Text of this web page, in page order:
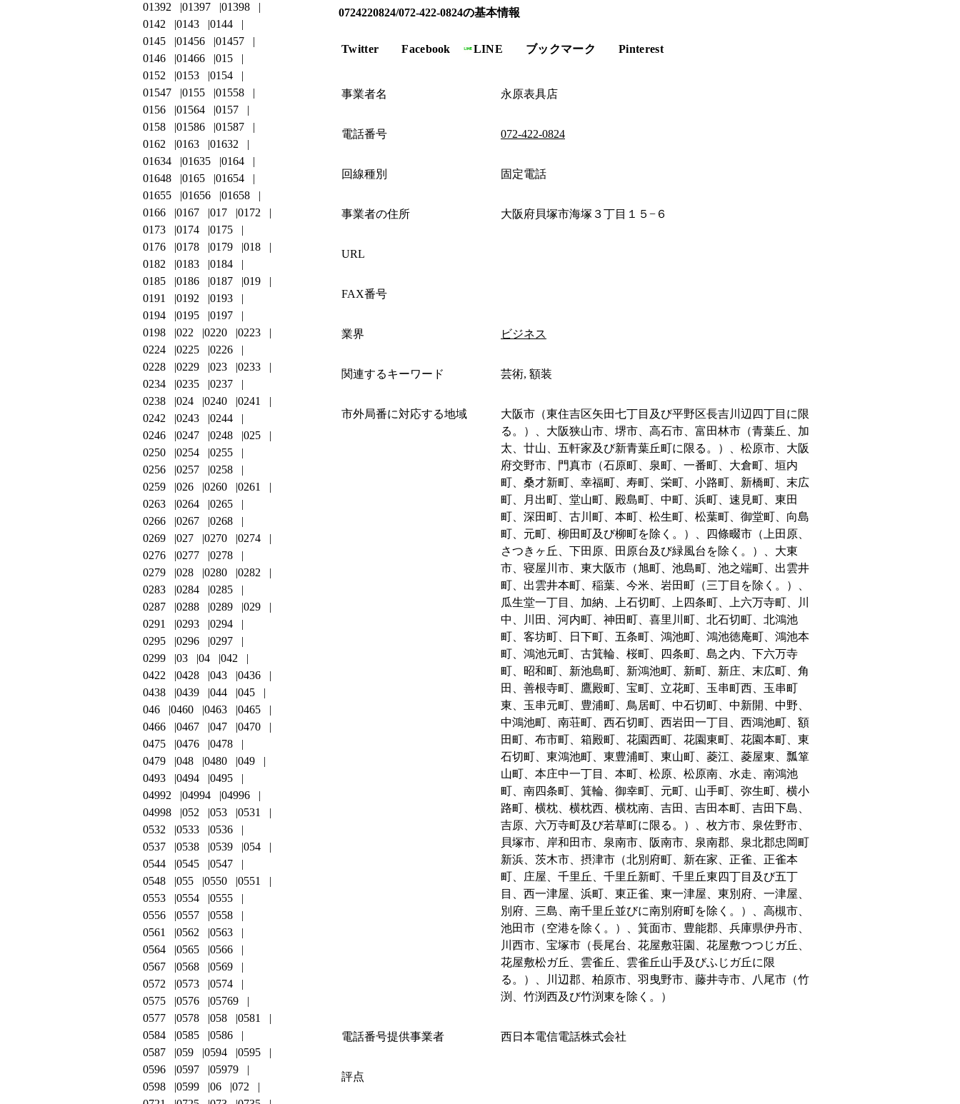
0724220824/072-422-0824の基本情報
Twitter Facebook LINE ブックマーク Pinterest
事業者名 永原表具店
電話番号 072-422-0824
回線種別 固定電話
事業者の住所 大阪府貝塚市海塚３丁目１５−６
URL
FAX番号
業界 ビジネス
関連するキーワード 芸術, 額装
市外局番に対応する地域
大阪市（東住吉区矢田七丁目及び平野区長吉川辺四丁目に限
る。）、大阪狭山市、堺市、高石市、富田林市（青葉丘、加
太、廿山、五軒家及び新青葉丘町に限る。）、松原市、大阪
府交野市、門真市（石原町、泉町、一番町、大倉町、垣内
町、桑才新町、幸福町、寿町、栄町、小路町、新橋町、末広
町、月出町、堂山町、殿島町、中町、浜町、速見町、東田
町、深田町、古川町、本町、松生町、松葉町、御堂町、向島
町、元町、柳田町及び柳町を除く。）、四條畷市（上田原、
さつきヶ丘、下田原、田原台及び緑風台を除く。）、大東
市、寝屋川市、東大阪市（旭町、池島町、池之端町、出雲井
町、出雲井本町、稲葉、今米、岩田町（三丁目を除く。）、
瓜生堂一丁目、加納、上石切町、上四条町、上六万寺町、川
中、川田、河内町、神田町、喜里川町、北石切町、北鴻池
町、客坊町、日下町、五条町、鴻池町、鴻池徳庵町、鴻池本
町、鴻池元町、古箕輪、桜町、四条町、島之内、下六万寺
町、昭和町、新池島町、新鴻池町、新町、新庄、末広町、角
田、善根寺町、鷹殿町、宝町、立花町、玉串町西、玉串町
東、玉串元町、豊浦町、鳥居町、中石切町、中新開、中野、
中鴻池町、南荘町、西石切町、西岩田一丁目、西鴻池町、額
田町、布市町、箱殿町、花園西町、花園東町、花園本町、東
石切町、東鴻池町、東豊浦町、東山町、菱江、菱屋東、瓢箪
山町、本庄中一丁目、本町、松原、松原南、水走、南鴻池
町、南四条町、箕輪、御幸町、元町、山手町、弥生町、横小
路町、横枕、横枕西、横枕南、吉田、吉田本町、吉田下島、
吉原、六万寺町及び若草町に限る。）、枚方市、泉佐野市、
貝塚市、岸和田市、泉南市、阪南市、泉南郡、泉北郡忠岡町
新浜、茨木市、摂津市（北別府町、新在家、正雀、正雀本
町、庄屋、千里丘、千里丘新町、千里丘東四丁目及び五丁
目、西一津屋、浜町、東正雀、東一津屋、東別府、一津屋、
別府、三島、南千里丘並びに南別府町を除く。）、高槻市、
池田市（空港を除く。）、箕面市、豊能郡、兵庫県伊丹市、
川西市、宝塚市（長尾台、花屋敷荘園、花屋敷つつじガ丘、
花屋敷松ガ丘、雲雀丘、雲雀丘山手及びふじガ丘に限
る。）、川辺郡、柏原市、羽曳野市、藤井寺市、八尾市（竹
渕、竹渕西及び竹渕東を除く。）
電話番号提供事業者 西日本電信電話株式会社
評点
01392
01397
01398
0142
0143
0144
0145
01456
01457
0146
01466
015
0152
0153
0154
01547
0155
01558
0156
01564
0157
0158
01586
01587
0162
0163
01632
01634
01635
0164
01648
0165
01654
01655
01656
01658
0166
0167 017
0172
0173
0174
0175
0176
0178 0179
018
0182
0183
0184
0185
0186 0187
019
0191
0192
0193
0194
0195
0197
0198
022 0220
0223
0224
0225
0226
0228
0229 023
0233
0234
0235
0237
0238
024 0240
0241
0242
0243
0244
0246
0247 0248
025
0250
0254
0255
0256
0257
0258
0259
026 0260
0261
0263
0264
0265
0266
0267
0268
0269
027 0270
0274
0276
0277
0278
0279
028 0280
0282
0283
0284
0285
0287
0288 0289
029
0291
0293
0294
0295
0296
0297
0299
03 04
042
0422
0428 043
0436
0438
0439 044
045
046
0460 0463
0465
0466
0467 047
0470
0475
0476
0478
0479
048 0480
049
0493
0494
0495
04992
04994
04996
04998
052 053
0531
0532
0533
0536
0537
0538 0539
054
0544
0545
0547
0548
055 0550
0551
0553
0554
0555
0556
0557
0558
0561
0562
0563
0564
0565
0566
0567
0568
0569
0572
0573
0574
0575
0576
05769
0577
0578 058
0581
0584
0585
0586
0587
059 0594
0595
0596
0597
05979
0598
0599 06
072